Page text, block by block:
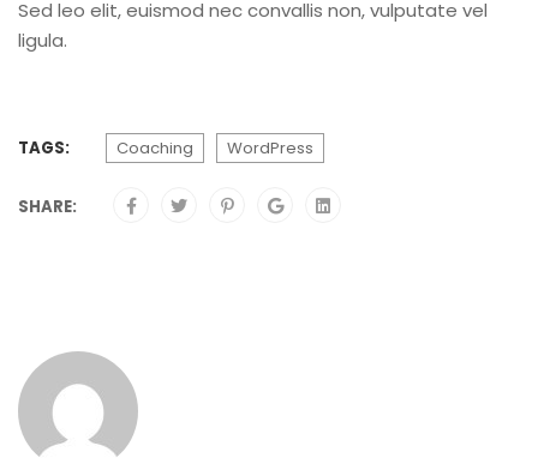
Sed leo elit, euismod nec convallis non, vulputate vel
ligula.
TAGS: Coaching WordPress
SHARE: